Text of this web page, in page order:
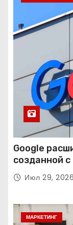
Google
созданной
интеллекта
Июл 29, 2026
МАРКЕТИНГ